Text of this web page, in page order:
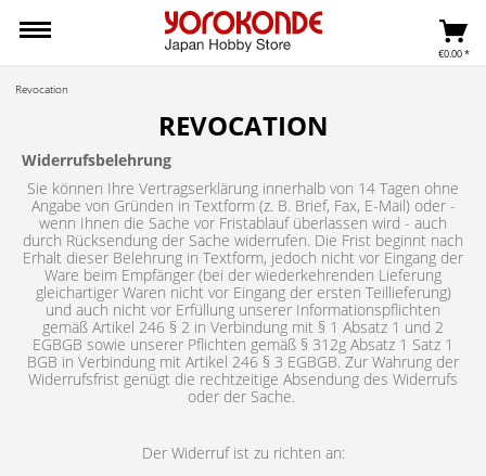
€0.00 *
Revocation
REVOCATION
Widerrufsbelehrung
Sie können Ihre Vertragserklärung innerhalb von 14 Tagen ohne
Angabe von Gründen in Textform (z. B. Brief, Fax, E-Mail) oder -
wenn Ihnen die Sache vor Fristablauf überlassen wird - auch
durch Rücksendung der Sache widerrufen. Die Frist beginnt nach
Erhalt dieser Belehrung in Textform, jedoch nicht vor Eingang der
Ware beim Empfänger (bei der wiederkehrenden Lieferung
gleichartiger Waren nicht vor Eingang der ersten Teillieferung)
und auch nicht vor Erfüllung unserer Informationspflichten
gemäß Artikel 246 § 2 in Verbindung mit § 1 Absatz 1 und 2
EGBGB sowie unserer Pflichten gemäß § 312g Absatz 1 Satz 1
BGB in Verbindung mit Artikel 246 § 3 EGBGB. Zur Wahrung der
Widerrufsfrist genügt die rechtzeitige Absendung des Widerrufs
oder der Sache.
Der Widerruf ist zu richten an: